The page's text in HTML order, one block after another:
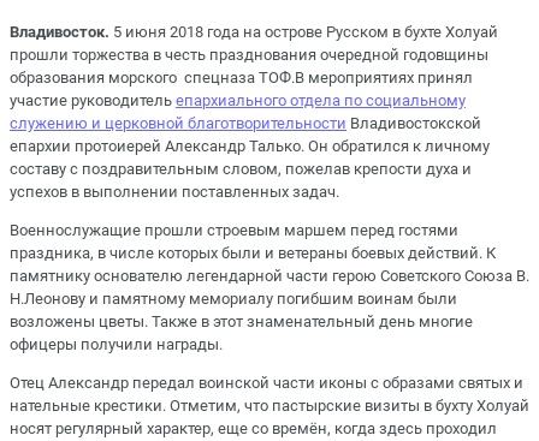
Владивосток. 5 июня 2018 года на острове Русском в бухте Холуай
прошли торжества в честь празднования очередной годовщины
образования морского спецназа ТОФ.В мероприятиях принял
участие руководитель епархиального отдела по социальному
служению и церковной благотворительности Владивостокской
епархии протоиерей Александр Талько. Он обратился к личному
составу с поздравительным словом, пожелав крепости духа и
успехов в выполнении поставленных задач.
Военнослужащие прошли строевым маршем перед гостями
праздника, в числе которых были и ветераны боевых действий. К
памятнику основателю легендарной части герою Советского Союза В.
Н.Леонову и памятному мемориалу погибшим воинам были
возложены цветы. Также в этот знаменательный день многие
офицеры получили награды.
Отец Александр передал воинской части иконы с образами святых и
нательные крестики. Отметим, что пастырские визиты в бухту Холуай
носят регулярный характер, еще со времён, когда здесь проходил